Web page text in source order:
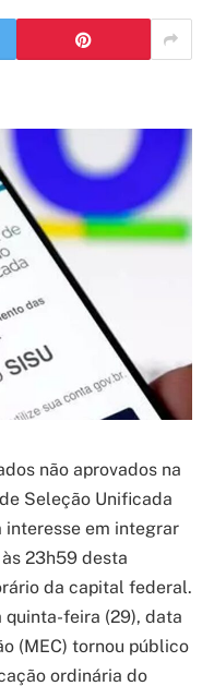
não aprovados na
Seleção Unificada
interesse em integrar
23h59 desta
da capital federal.
feira (29), data
(MEC) tornou público
ordinária do